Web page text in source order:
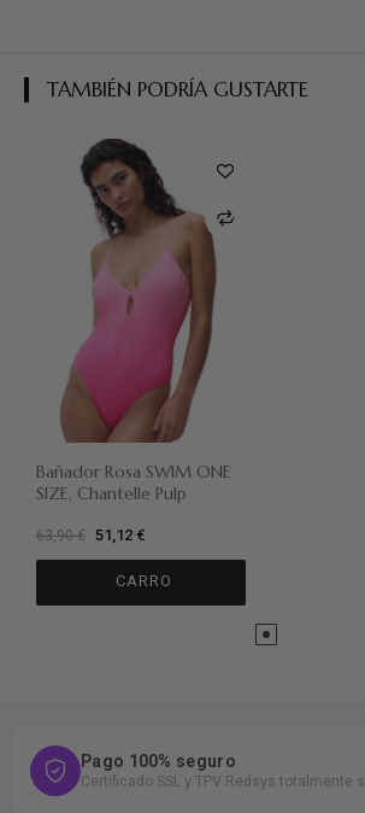
TAMBIÉN PODRÍA GUSTARTE
Bañador Rosa SWIM ONE
SIZE, Chantelle Pulp
63,90 € 51,12 €
CARRO
Pago 100% seguro
Certificado SSL y TPV Redsys totalmente